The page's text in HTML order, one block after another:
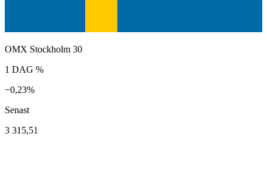
OMX Stockholm 30
1 DAG %
−0,23%
Senast
3 315,51